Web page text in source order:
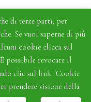
di terze parti, per
Se vuoi saperne di più
cookie clicca sul
possibile revocare il
clic sul link "Cookie
prendere visione della